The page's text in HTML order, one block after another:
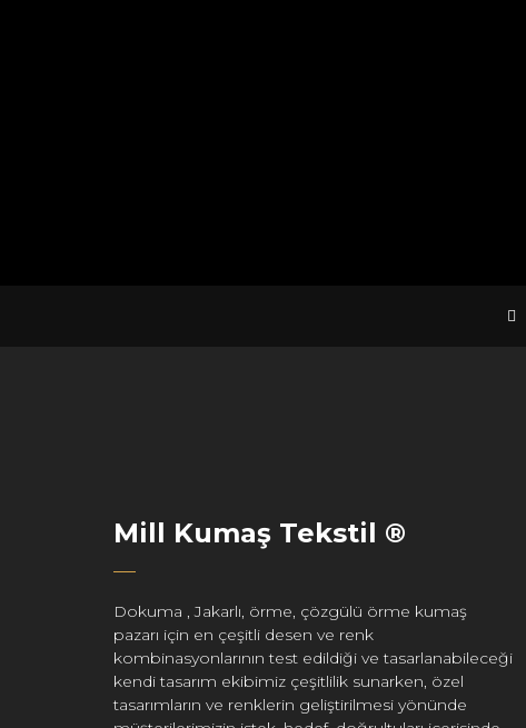
Mill Kumaş Tekstil ®
Dokuma , Jakarlı, örme, çözgülü örme kumaş
pazarı için en çeşitli desen ve renk
kombinasyonlarının test edildiği ve tasarlanabileceği
kendi tasarım ekibimiz çeşitlilik sunarken, özel
tasarımların ve renklerin geliştirilmesi yönünde